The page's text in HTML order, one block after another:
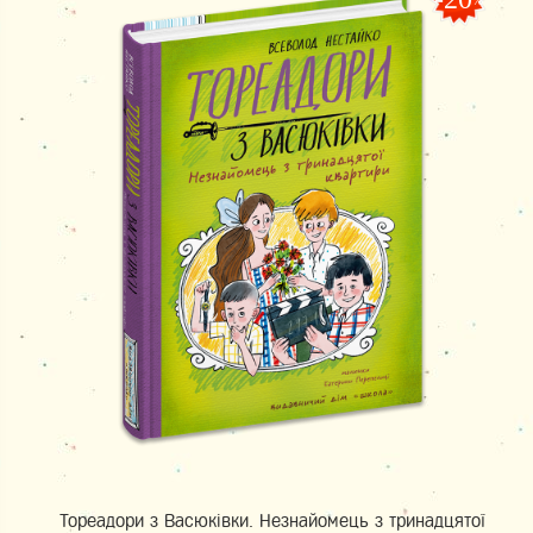
Тореадори з Васюківки. Незнайомець з тринадцятої